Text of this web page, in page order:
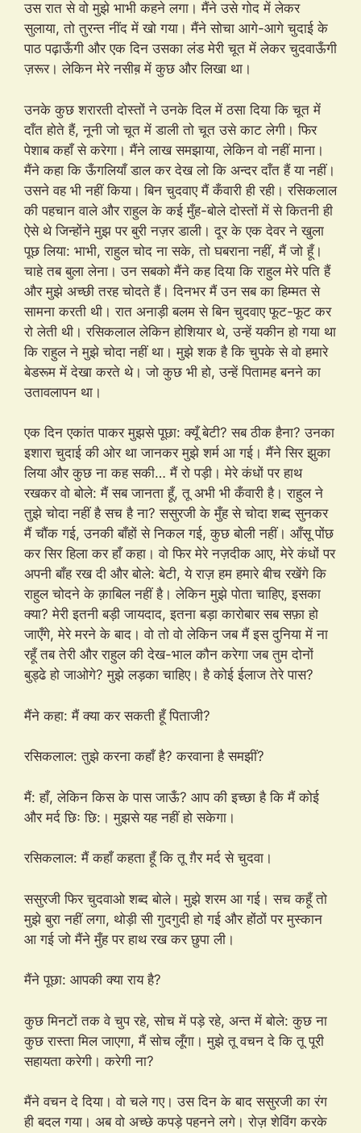
उस रात से वो मुझे भाभी कहने लगा। मैंने उसे गोद में लेकर
सुलाया, तो तुरन्त नींद में खो गया। मैंने सोचा आगे-आगे चुदाई के
पाठ पढ़ाऊँगी और एक दिन उसका लंड मेरी चूत में लेकर चुदवाऊँगी
ज़रूर। लेकिन मेरे नसीब़ में कुछ और लिखा था।
उनके कुछ शरारती दोस्तों ने उनके दिल में ठसा दिया कि चूत में
दाँत होते हैं, नूनी जो चूत में डाली तो चूत उसे काट लेगी। फिर
पेशाब कहाँ से करेगा। मैंने लाख समझाया, लेकिन वो नहीं माना।
मैंने कहा कि ऊँगलियाँ डाल कर देख लो कि अन्दर दाँत हैं या नहीं।
उसने वह भी नहीं किया। बिन चुदवाए मैं कँवारी ही रही। रसिकलाल
की पहचान वाले और राहुल के कई मुँह-बोले दोस्तों में से कितनी ही
ऐसे थे जिन्होंने मुझ पर बुरी नज़र डाली। दूर के एक देवर ने खुला
पूछ लिया: भाभी, राहुल चोद ना सके, तो घबराना नहीं, मैं जो हूँ।
चाहे तब बुला लेना। उन सबको मैंने कह दिया कि राहुल मेरे पति हैं
और मुझे अच्छी तरह चोदते हैं। दिनभर मैं उन सब का हिम्मत से
सामना करती थी। रात अनाड़ी बलम से बिन चुदवाए फूट-फूट कर
रो लेती थी। रसिकलाल लेकिन होशियार थे, उन्हें यकीन हो गया था
कि राहुल ने मुझे चोदा नहीं था। मुझे शक है कि चुपके से वो हमारे
बेडरूम में देखा करते थे। जो कुछ भी हो, उन्हें पितामह बनने का
उतावलापन था।
एक दिन एकांत पाकर मुझसे पूछा: क्यूँ बेटी? सब ठीक हैना? उनका
इशारा चुदाई की ओर था जानकर मुझे शर्म आ गई। मैंने सिर झुका
लिया और कुछ ना कह सकी… मैं रो पड़ी। मेरे कंधों पर हाथ
रखकर वो बोले: मैं सब जानता हूँ, तू अभी भी कँवारी है। राहुल ने
तुझे चोदा नहीं है सच है ना? ससुरजी के मुँह से चोदा शब्द सुनकर
मैं चौंक गई, उनकी बाँहों से निकल गई, कुछ बोली नहीं। आँसू पोंछ
कर सिर हिला कर हाँ कहा। वो फिर मेरे नज़दीक आए, मेरे कंधों पर
अपनी बाँह रख दी और बोले: बेटी, ये राज़ हम हमारे बीच रखेंगे कि
राहुल चोदने के क़ाबिल नहीं है। लेकिन मुझे पोता चाहिए, इसका
क्या? मेरी इतनी बड़ी जायदाद, इतना बड़ा कारोबार सब सफ़ा हो
जाएँगे, मेरे मरने के बाद। वो तो वो लेकिन जब मैं इस दुनिया में ना
रहूँ तब तेरी और राहुल की देख-भाल कौन करेगा जब तुम दोनों
बुड्ढे हो जाओगे? मुझे लड़का चाहिए। है कोई ईलाज तेरे पास?
मैंने कहा: मैं क्या कर सकती हूँ पिताजी?
रसिकलाल: तुझे करना कहाँ है? करवाना है समझीं?
मैं: हाँ, लेकिन किस के पास जाऊँ? आप की इच्छा है कि मैं कोई
और मर्द छिः छि:। मुझसे यह नहीं हो सकेगा।
रसिकलाल: मैं कहाँ कहता हूँ कि तू ग़ैर मर्द से चुदवा।
ससुरजी फिर चुदवाओ शब्द बोले। मुझे शरम आ गई। सच कहूँ तो
मुझे बुरा नहीं लगा, थोड़ी सी गुदगुदी हो गई और होंठों पर मुस्कान
आ गई जो मैंने मुँह पर हाथ रख कर छुपा ली।
मैंने पूछा: आपकी क्या राय है?
कुछ मिनटों तक वे चुप रहे, सोच में पड़े रहे, अन्त में बोले: कुछ ना
कुछ रास्ता मिल जाएगा, मैं सोच लूँगा। मुझे तू वचन दे कि तू पूरी
सहायता करेगी। करेगी ना?
मैंने वचन दे दिया। वो चले गए। उस दिन के बाद ससुरजी का रंग
ही बदल गया। अब वो अच्छे कपड़े पहनने लगे। रोज़ शेविंग करके